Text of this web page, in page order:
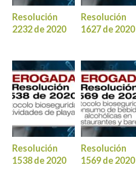
Resolución
2232 de 2020
Resolución
1627 de 2020
Resolución
1538 de 2020
Resolución
1569 de 2020